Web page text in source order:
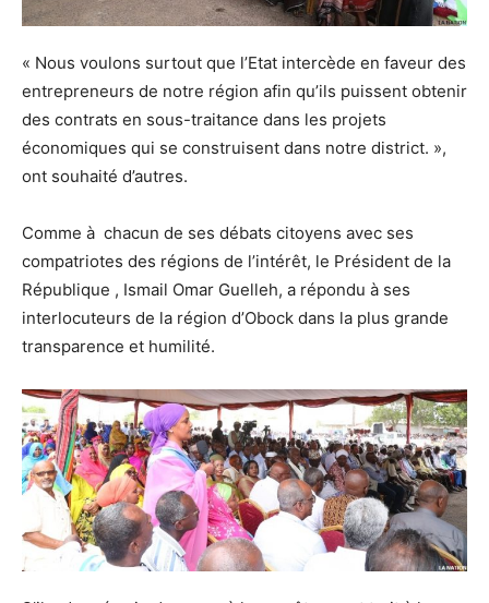
« Nous voulons surtout que l’Etat intercède en faveur des
entrepreneurs de notre région afin qu’ils puissent obtenir
des contrats en sous-traitance dans les projets
économiques qui se construisent dans notre district. »,
ont souhaité d’autres.
Comme à chacun de ses débats citoyens avec ses
compatriotes des régions de l’intérêt, le Président de la
République , Ismail Omar Guelleh, a répondu à ses
interlocuteurs de la région d’Obock dans la plus grande
transparence et humilité.